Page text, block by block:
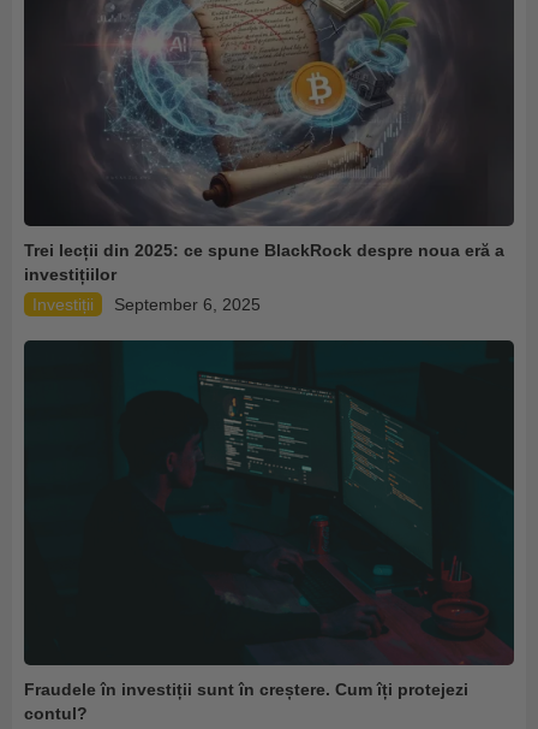
Trei lecții din 2025: ce spune BlackRock despre noua eră a
investițiilor
Investiții
September 6, 2025
Fraudele în investiții sunt în creștere. Cum îți protejezi
contul?